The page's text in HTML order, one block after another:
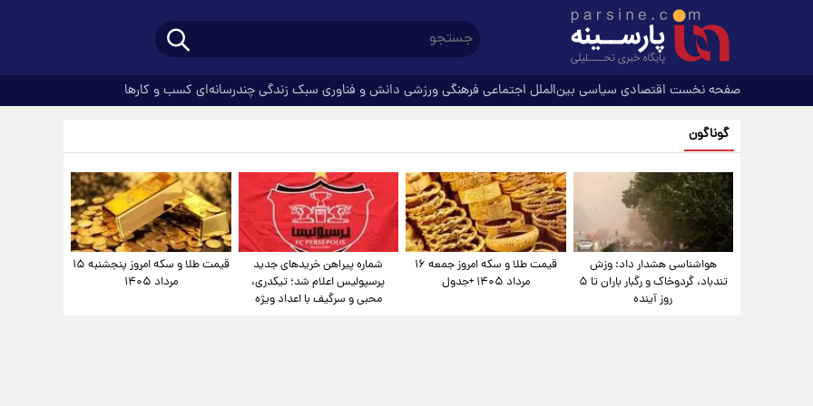
صفحه نخست اقتصادی سیاسی بین‌الملل اجتماعی فرهنگیورزشی دانش و فناوری سبک زندگیچندرسانه‌ای کسب و کارها
گوناگون
هواشناسی هشدار داد: وزش
تندباد، گردوخاک و رگبار باران تا ۵
روز آینده
قیمت طلا و سکه امروز جمعه ۱۶
مرداد ۱۴۰۵ +جدول
شماره پیراهن خریدهای جدید
پرسپولیس اعلام شد؛ تیکدری،
محبی و سرگیف با اعداد ویژه
قیمت طلا و سکه امروز پنجشنبه ۱۵
مرداد ۱۴۰۵